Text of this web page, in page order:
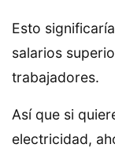
Esto
salarios
trabajadores.
Así que si
electricidad,